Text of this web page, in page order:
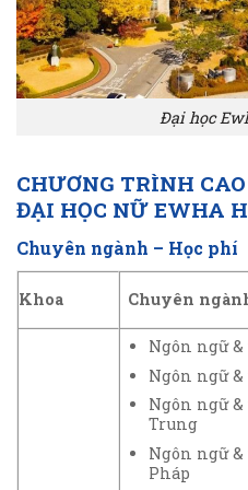
Đại học
CHƯƠNG TRÌNH
ĐẠI HỌC NỮ EWHA
Chuyên ngành – Học phí
Khoa Chuyên
Ngôn ngữ
Ngôn ngữ
Ngôn ngữ &
Trung
Ngôn ngữ &
Pháp